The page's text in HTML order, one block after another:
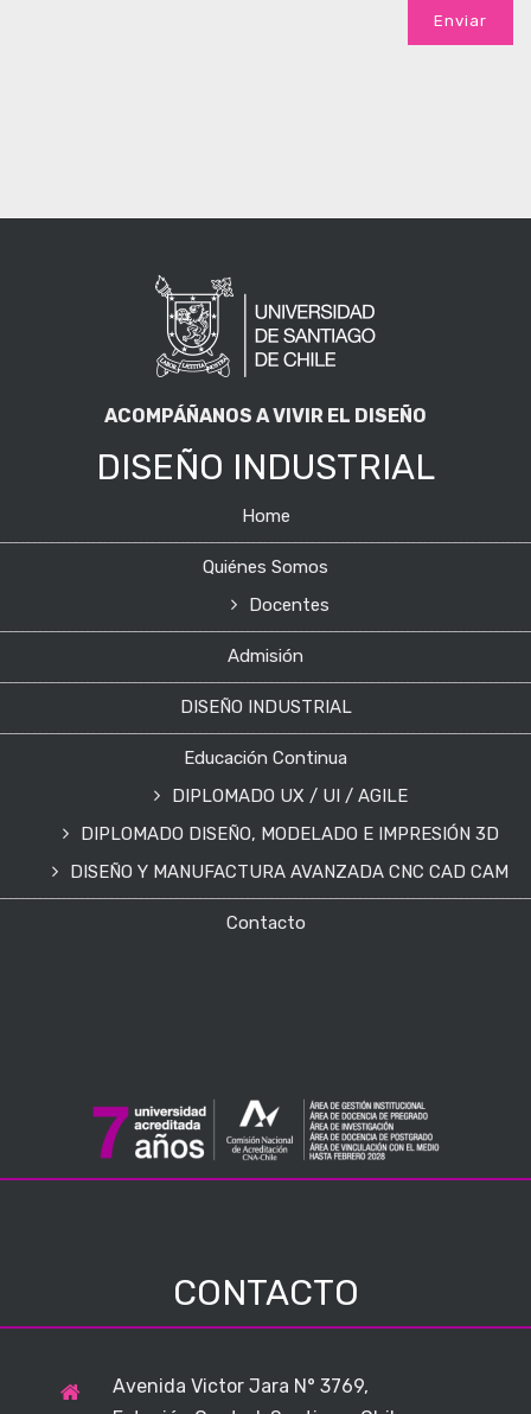
ACOMPÁÑANOS A VIVIR EL DISEÑO
DISEÑO INDUSTRIAL
Home
Quiénes Somos
Docentes
Admisión
DISEÑO INDUSTRIAL
Educación Continua
DIPLOMADO UX / UI / AGILE
DIPLOMADO DISEÑO, MODELADO E IMPRESIÓN 3D
DISEÑO Y MANUFACTURA AVANZADA CNC CAD CAM
Contacto
CONTACTO
Avenida Victor Jara N° 3769,